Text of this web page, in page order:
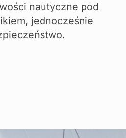
nautyczne pod
jednocześnie